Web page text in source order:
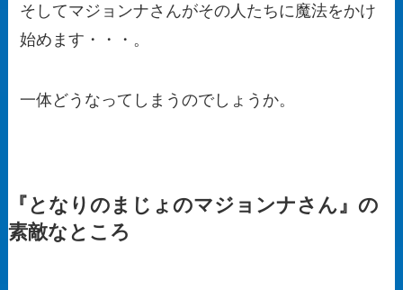
そしてマジョンナさんがその人たちに魔法をかけ
始めます・・・。
一体どうなってしまうのでしょうか。
『となりのまじょのマジョンナさん』の
素敵なところ